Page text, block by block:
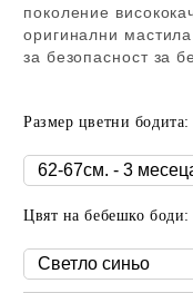
поколение
оригинални
за безопасност за
Размер цветни бодита:
Цвят на бебешко боди: